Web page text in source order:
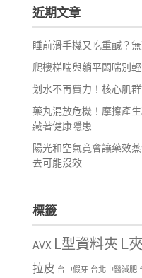
字:
近期文章
睡前滑手機又吃重鹹？
爬樓梯喘與躺平悶喘別
划水不再費力！核心肌
藥丸混放危機！摩擦產
藏著健康隱患
陽光和空氣竟會讓藥效
去可能沒效
標籤
AVX L型資料夾 L
拉皮 台中假牙 台北中醫減肥